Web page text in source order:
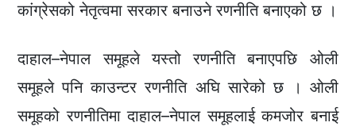
कांग्रेसको नेतृत्वमा सरकार बनाउने रणनीति बनाएको छ ।
दाहाल–नेपाल समूहले यस्तो रणनीति बनाएपछि ओली
समूहले पनि काउन्टर रणनीति अघि सारेको छ । ओली
समूहको रणनीतिमा दाहाल–नेपाल समूहलाई कमजोर बनाई